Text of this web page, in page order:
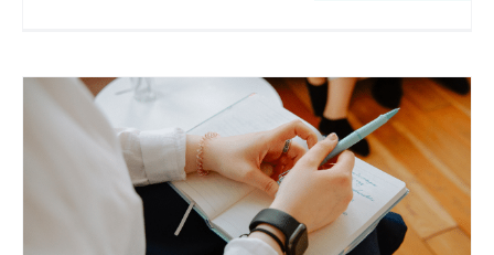
La puissance des suggestions post-hypnotiques
La thérapie des parties